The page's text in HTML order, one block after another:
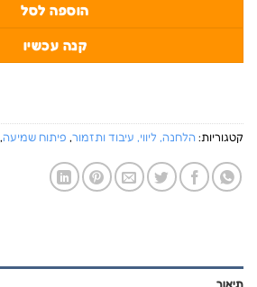
הוספה לסל
קנה עכשיו
קטגוריות: הלחנה, ליווי, עיבוד ותזמור, פיתוח שמיעה,
תיאור